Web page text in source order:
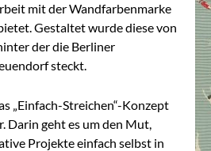
mit der Wandfarbenmarke
Gestaltet wurde diese von
der die Berliner
steckt.
„Einfach-Streichen“-Konzept
Darin geht es um den Mut,
Projekte einfach selbst in